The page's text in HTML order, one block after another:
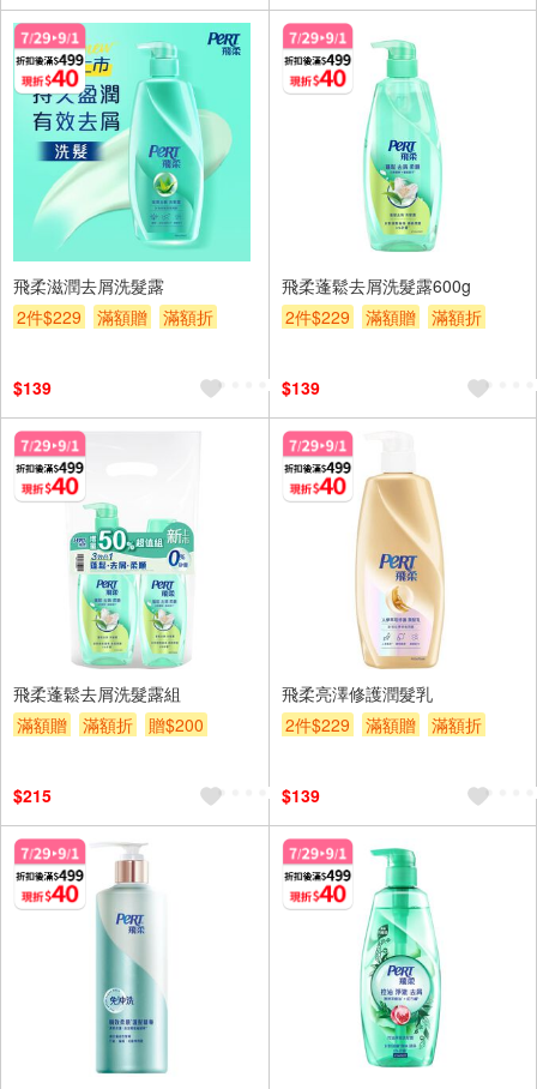
飛柔滋潤去屑洗髮露
2件$229
滿額贈
滿額折
$139
飛柔蓬鬆去屑洗髮露600g
2件$229
滿額贈
滿額折
$139
飛柔蓬鬆去屑洗髮露組
滿額贈
滿額折 贈$200
$215
飛柔亮澤修護潤髮乳
2件$229
滿額贈
滿額折
$139